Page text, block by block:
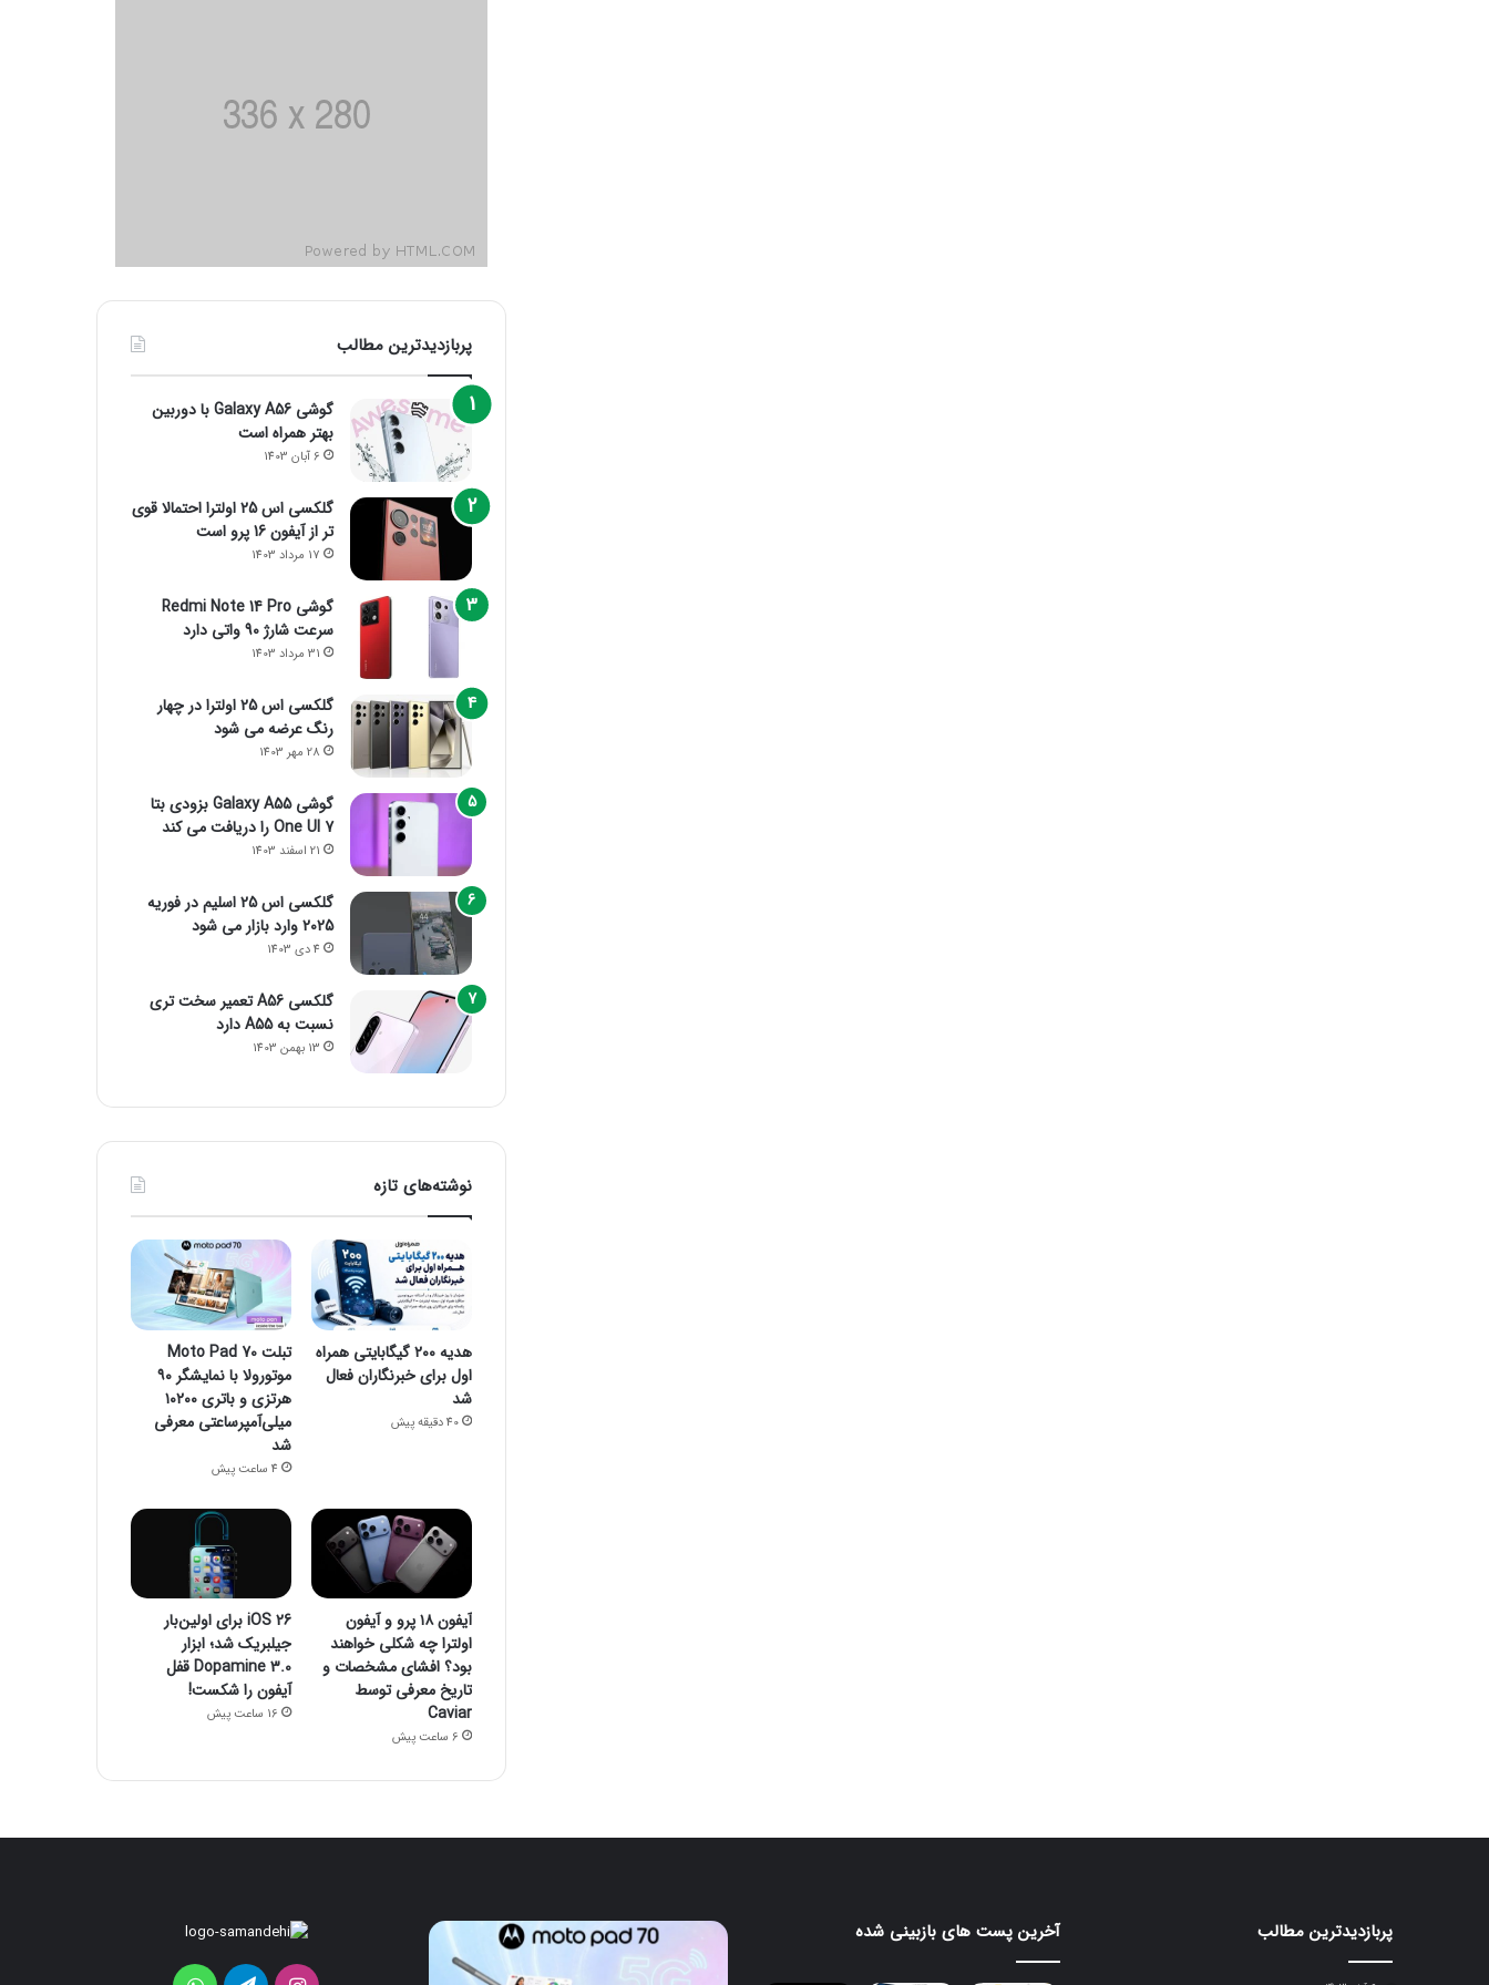
پربازدیدترین مطالب
گوشی Galaxy A56 با دوربین
بهتر همراه است
6 آبان 1403
گلکسی اس 25 اولترا احتمالا قوی
تر از آیفون 16 پرو است
17 مرداد 1403
گوشی Redmi Note 14 Pro
سرعت شارژ 90 واتی دارد
31 مرداد 1403
گلکسی اس 25 اولترا در چهار
رنگ عرضه می شود
28 مهر 1403
گوشی Galaxy A55 بزودی بتا
One UI 7 را دریافت می کند
21 اسفند 1403
گلکسی اس 25 اسلیم در فوریه
2025 وارد بازار می شود
4 دی 1403
گلکسی A56 تعمیر سخت تری
نسبت به A55 دارد
13 بهمن 1403
نوشته‌های تازه
هدیه ۲۰۰ گیگابایتی همراه
اول برای خبرنگاران فعال
شد
40 دقیقه پیش
تبلت Moto Pad 70
موتورولا با نمایشگر ۹۰
هرتزی و باتری ۱۰۲۰۰
میلی‌آمپرساعتی معرفی
شد
4 ساعت پیش
آیفون ۱۸ پرو و آیفون
اولترا چه شکلی خواهند
بود؟ افشای مشخصات و
تاریخ معرفی توسط
Caviar
6 ساعت پیش
iOS 26 برای اولین‌بار
جیلبریک شد؛ ابزار
Dopamine 3.0 قفل
آیفون را شکست!
16 ساعت پیش
پربازدیدترین مطالب آخرین پست های بازبینی شده
ردمی
هدیه
۲۰۰
گیگابایتی
تبلت
Moto